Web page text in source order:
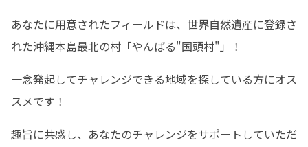
あなたに用意されたフィールドは、世界自然遺産に登録さ
れた沖縄本島最北の村「やんばる"国頭村"」！
一念発起してチャレンジできる地域を探している方にオス
スメです！
趣旨に共感し、あなたのチャレンジをサポートしていただ